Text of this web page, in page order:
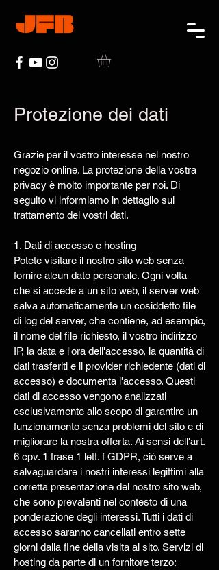
Protezione dei dati
Grazie per il vostro interesse nel nostro
negozio online. La protezione della vostra
privacy è molto importante per noi. Di
seguito vi informiamo in dettaglio sul
trattamento dei vostri dati.
1. Dati di accesso e hosting
Potete visitare il nostro sito web senza
fornire alcun dato personale. Ogni volta
che si accede a un sito web, il server web
salva automaticamente un cosiddetto file
di log del server, che contiene, ad esempio,
il nome del file richiesto, il vostro indirizzo
IP, la data e l'ora dell'accesso, la quantità di
dati trasferiti e il provider richiedente (dati di
accesso) e documenta l'accesso. Questi
dati di accesso vengono analizzati
esclusivamente allo scopo di garantire un
funzionamento senza problemi del sito e di
migliorare la nostra offerta. Ai sensi dell'art.
6 cpv. 1 frase 1 lett. f GDPR, ciò serve a
salvaguardare i nostri interessi legittimi alla
corretta presentazione del nostro sito web,
che sono prevalenti nel contesto di una
ponderazione degli interessi. Tutti i dati di
accesso saranno cancellati entro sette
giorni dalla fine della visita al sito. Servizi di
hosting da parte di un fornitore terzo: